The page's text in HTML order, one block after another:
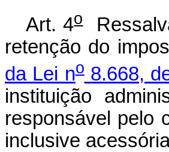
Art. 4o
retenção do
da Lei no8.668,
instituição
responsável pelo
inclusive